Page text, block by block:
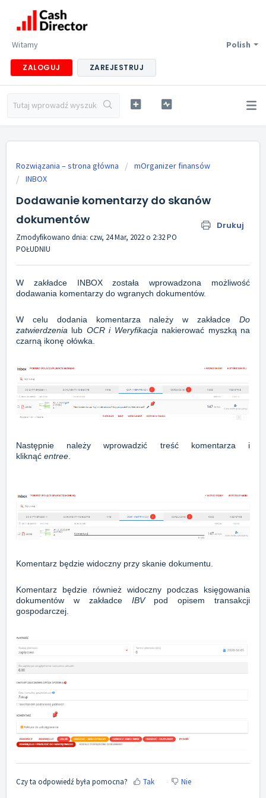
Polish
Witamy
ZALOGUJ ZAREJESTRUJ
Rozwiązania – strona główna
mOrganizer finansów
INBOX
Dodawanie komentarzy do skanów
dokumentów
Drukuj
Zmodyfikowano dnia: czw, 24 Mar, 2022 o 2:32 PO
POŁUDNIU
W zakładce INBOX została wprowadzona możliwość
dodawania komentarzy do wgranych dokumentów.
W celu dodania komentarza należy w zakładce Do
zatwierdzenia lub OCR i Weryfikacja nakierować myszką na
czarną ikonę ołówka.
Następnie należy wprowadzić treść komentarza i
kliknąć entree
Komentarz będzie widoczny przy skanie dokumentu.
Komentarz będzie również widoczny podczas księgowania
dokumentów w zakładceIBV pod opisem transakcji
gospodarczej.
Czy ta odpowiedź była pomocna? Tak Nie